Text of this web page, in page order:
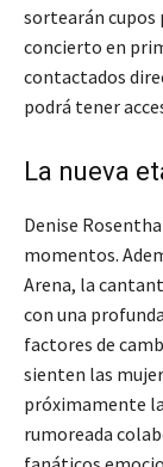
sortearán cupos
concierto en
contactados
podrá tener
La nueva
Denise
momentos.
Arena, la
con una
factores de
sienten las
próximamente
rumoreada